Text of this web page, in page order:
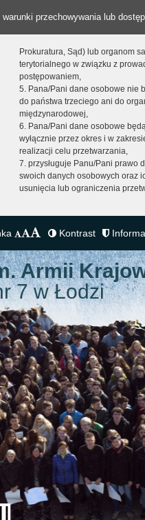
przechowywania lub
Prokuratura, Sąd) lub organom
terytorialnego w związku z
postępowaniem,
5. Pana/Pani dane osobowe nie
do państwa trzeciego ani do
międzynarodowej,
6. Pana/Pani dane osobowe
wyłącznie przez okres i w
realizacji celu przetwarzania,
7. przysługuje Panu/Pani prawo
swoich danych osobowych oraz
usunięcia lub ograniczenia
Kontrast
Armii
7 w Łodzi